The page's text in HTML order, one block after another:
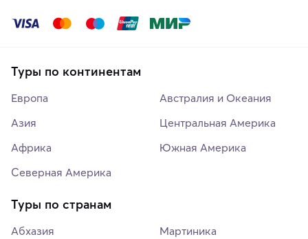
Туры по континентам
Европа
Азия
Африка
Северная Америка
Австралия и Океания
Центральная Америка
Южная Америка
Туры по странам
Абхазия
Мартиника